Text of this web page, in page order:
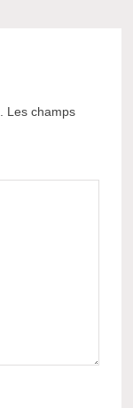
Les champs